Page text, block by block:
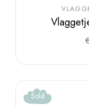
€
Sold